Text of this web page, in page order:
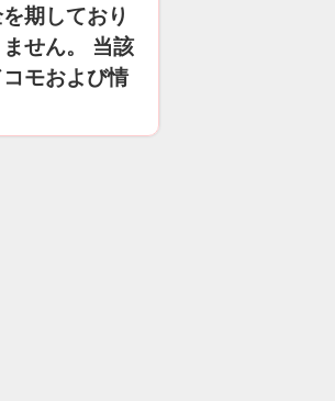
期しており
せん。 当該
モおよび情